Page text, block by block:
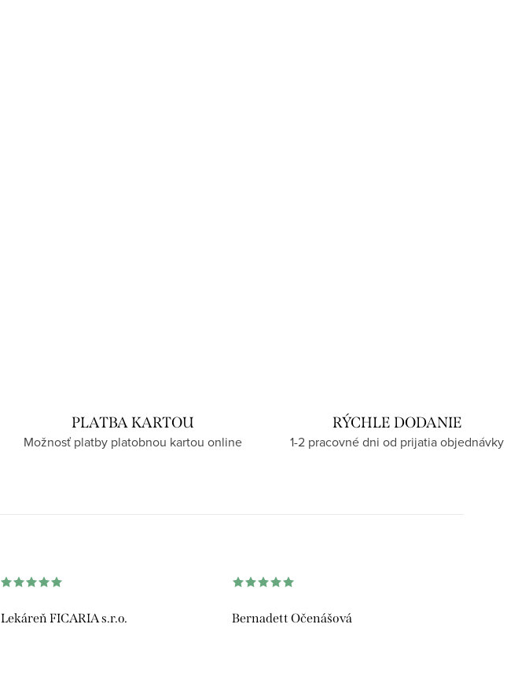
PLATBA KARTOU
Možnosť platby platobnou kartou online
RÝCHLE DODANIE
1-2 pracovné dni od prijatia objednávky
Lekáreň FICARIA s.r.o. Bernadett Očenášová